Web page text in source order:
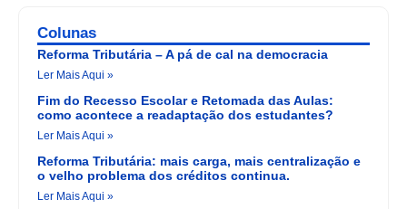
Colunas
Reforma Tributária – A pá de cal na democracia
Ler Mais Aqui »
Fim do Recesso Escolar e Retomada das Aulas:
como acontece a readaptação dos estudantes?
Ler Mais Aqui »
Reforma Tributária: mais carga, mais centralização e
o velho problema dos créditos continua.
Ler Mais Aqui »